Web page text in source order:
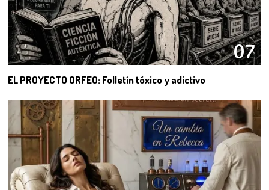
07
EL PROYECTO ORFEO: Folletín tóxico y adictivo